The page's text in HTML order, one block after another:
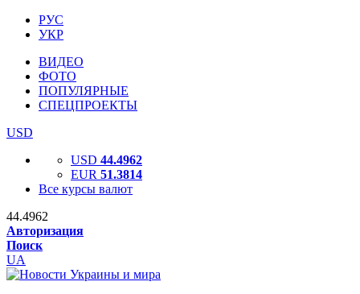
РУС
УКР
ВИДЕО
ФОТО
ПОПУЛЯРНЫЕ
СПЕЦПРОЕКТЫ
USD
USD 44.4962
EUR 51.3814
Все курсы валют
44.4962
Авторизация
Поиск
UA